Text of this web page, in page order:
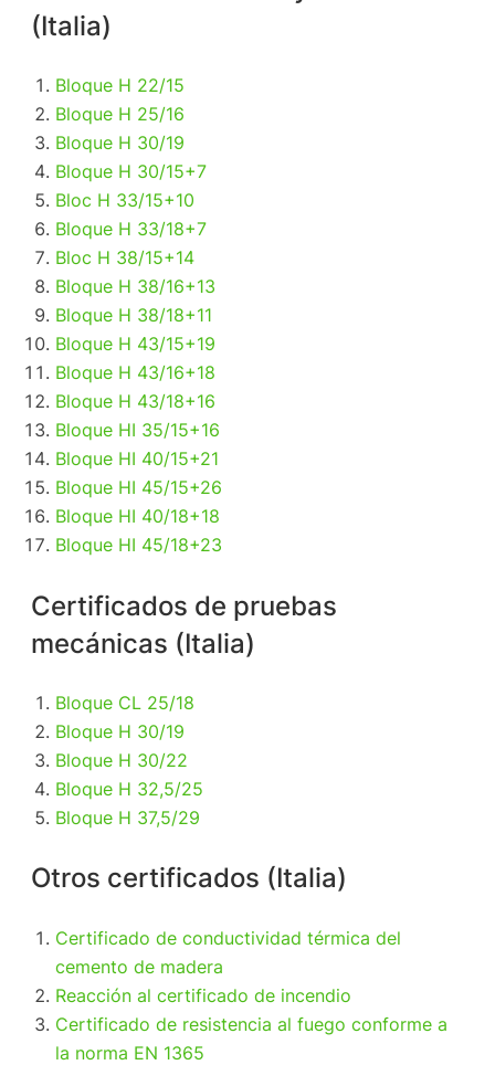
(Italia)
Bloque H 22/15
Bloque H 25/16
Bloque H 30/19
Bloque H 30/15+7
Bloc H 33/15+10
Bloque H 33/18+7
Bloc H 38/15+14
Bloque H 38/16+13
Bloque H 38/18+11
Bloque H 43/15+19
Bloque H 43/16+18
Bloque H 43/18+16
Bloque HI 35/15+16
Bloque HI 40/15+21
Bloque HI 45/15+26
Bloque HI 40/18+18
Bloque HI 45/18+23
Certificados de pruebas
mecánicas (Italia)
Bloque CL 25/18
Bloque H 30/19
Bloque H 30/22
Bloque H 32,5/25
Bloque H 37,5/29
Otros certificados (Italia)
Certificado de conductividad térmica del
cemento de madera
Reacción al certificado de incendio
Certificado de resistencia al fuego conforme a
la norma EN 1365